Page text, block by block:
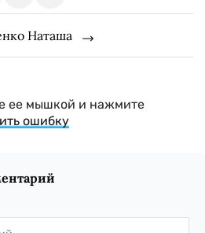
Наташа
ее мышкой и нажмите
ошибку